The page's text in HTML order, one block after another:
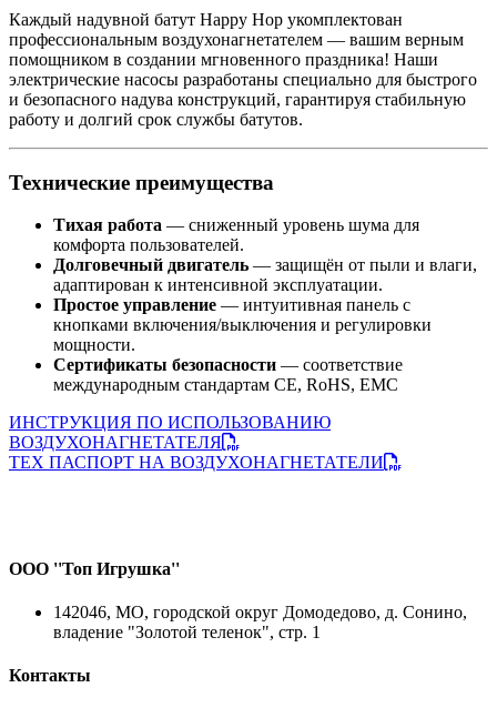
Каждый надувной батут Happy Hop укомплектован
профессиональным воздухонагнетателем — вашим верным
помощником в создании мгновенного праздника! Наши
электрические насосы разработаны специально для быстрого
и безопасного надува конструкций, гарантируя стабильную
работу и долгий срок службы батутов.
Технические преимущества
Тихая работа — сниженный уровень шума для
комфорта пользователей.
Долговечный двигатель — защищён от пыли и влаги,
адаптирован к интенсивной эксплуатации.
Простое управление — интуитивная панель с
кнопками включения/выключения и регулировки
мощности.
Сертификаты безопасности — соответствие
международным стандартам CE, RoHS, EMC
ИНСТРУКЦИЯ ПО ИСПОЛЬЗОВАНИЮ
ВОЗДУХОНАГНЕТАТЕЛЯ
ТЕХ ПАСПОРТ НА ВОЗДУХОНАГНЕТАТЕЛИ
ООО ''Топ Игрушка''
142046, МО, городской округ Домодедово, д. Сонино,
владение "Золотой теленок", стр. 1
Контакты